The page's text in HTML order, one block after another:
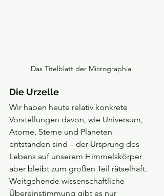
Das Titelblatt der Micrographia
Die Urzelle
Wir haben heute relativ konkrete
Vorstellungen davon, wie Universum,
Atome, Sterne und Planeten
entstanden sind – der Ursprung des
Lebens auf unserem Himmelskörper
aber bleibt zum großen Teil rätselhaft.
Weitgehende wissenschaftliche
Übereinstimmung gibt es nur